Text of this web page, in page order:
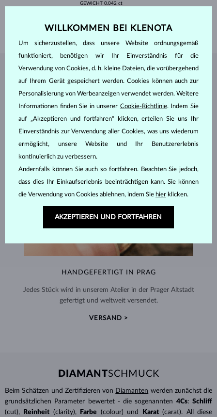
GEWICHT 0.042 ct
1.85 g
SCHMUCK AUS DEM KLENOTA ATELIER
HANDGEFERTIGT IN PRAG
Jedes Stück wird in unserem Atelier in der Prager Altstadt
gefertigt und weltweit versendet.
VERSAND >
DIAMANTSCHMUCK
Beim Schätzen und Zertifizieren von Diamanten werden zunächst die
grundsätzlichen Parameter bewertet - die sogenannten 4Cs: Schliff
(cut),
Reinheit (clarity), Farbe (colour) und Karat (carat). All diese
WILLKOMMEN BEI KLENOTA
Um sicherzustellen, dass unsere Website ordnungsgemäß
funktioniert, benötigen wir Ihr Einverständnis für die
Verwendung von Cookies, d. h. kleine Dateien, die vorübergehend
auf Ihrem Gerät gespeichert werden. Cookies können auch zur
Personalisierung von Werbeanzeigen verwendet werden. Weitere
Informationen finden Sie in unserer Cookie-Richtlinie. Indem Sie
auf „Akzeptieren und fortfahren“ klicken, erteilen Sie uns Ihr
Einverständnis zur Verwendung aller Cookies, was uns wiederum
ermöglicht, unsere Website und Ihr Benutzererlebnis
kontinuierlich zu verbessern.
Andernfalls können Sie auch so fortfahren. Beachten Sie jedoch,
dass dies Ihr Einkaufserlebnis beeinträchtigen kann. Sie können
die Verwendung von Cookies ablehnen, indem Sie hier klicken.
AKZEPTIEREN UND FORTFAHREN